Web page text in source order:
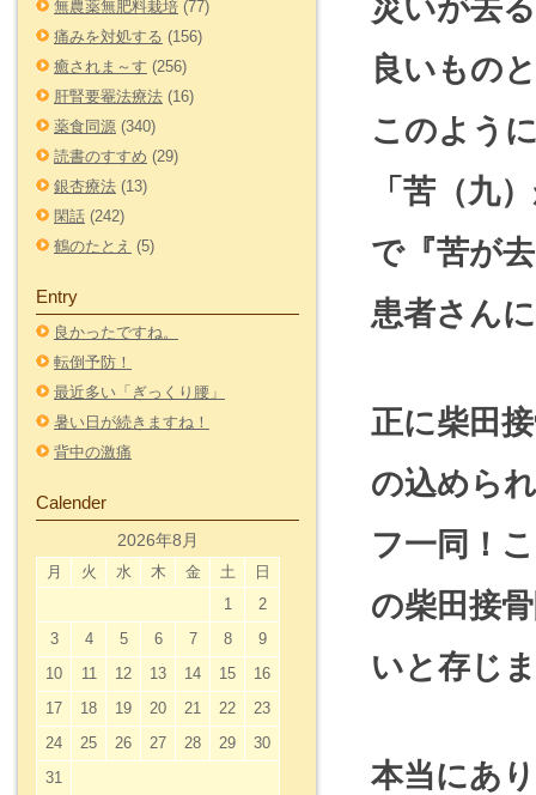
無農薬無肥料栽培 (77)
痛みを対処する (156)
癒されま～す (256)
肝腎要罨法療法 (16)
薬食同源 (340)
読書のすすめ (29)
銀杏療法 (13)
閑話 (242)
鶴のたとえ (5)
Entry
良かったですね。
転倒予防！
最近多い「ぎっくり腰」
暑い日が続きますね！
背中の激痛
Calender
2026年8月
月 火 水 木 金 土 日
1
2
3
4 5 6 7 8
9
10
11 12 13 14 15
16
17
18 19 20 21 22
23
24
25 26 27 28 29
30
31
災いが去
良いもの
このよう
「苦（九
で『苦が
患者さん
正に柴田
の込めら
フ一同！
の柴田接
いと存じ
本当にあ